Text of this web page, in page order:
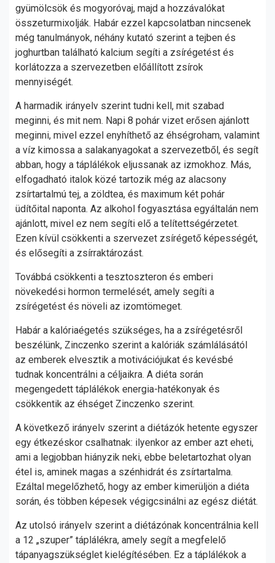
gyümölcsök és mogyoróvaj, majd a hozzávalókat
összeturmixolják. Habár ezzel kapcsolatban nincsenek
még tanulmányok, néhány kutató szerint a tejben és
joghurtban található kalcium segíti a zsírégetést és
korlátozza a szervezetben előállított zsírok
mennyiségét.
A harmadik irányelv szerint tudni kell, mit szabad
meginni, és mit nem. Napi 8 pohár vizet erősen ajánlott
meginni, mivel ezzel enyhíthető az éhségroham, valamint
a víz kimossa a salakanyagokat a szervezetből, és segít
abban, hogy a táplálékok eljussanak az izmokhoz. Más,
elfogadható italok közé tartozik még az alacsony
zsírtartalmú tej, a zöldtea, és maximum két pohár
üdítőital naponta. Az alkohol fogyasztása egyáltalán nem
ajánlott, mivel ez nem segíti elő a telítettségérzetet.
Ezen kívül csökkenti a szervezet zsírégető képességét,
és elősegíti a zsírraktározást.
Továbbá csökkenti a tesztoszteron és emberi
növekedési hormon termelését, amely segíti a
zsírégetést és növeli az izomtömeget.
Habár a kalóriaégetés szükséges, ha a zsírégetésről
beszélünk, Zinczenko szerint a kalóriák számlálásától
az emberek elvesztik a motivációjukat és kevésbé
tudnak koncentrálni a céljaikra. A diéta során
megengedett táplálékok energia-hatékonyak és
csökkentik az éhséget Zinczenko szerint.
A következő irányelv szerint a diétázók hetente egyszer
egy étkezéskor csalhatnak: ilyenkor az ember azt eheti,
ami a legjobban hiányzik neki, ebbe beletartozhat olyan
étel is, aminek magas a szénhidrát és zsírtartalma.
Ezáltal megelőzhető, hogy az ember kimerüljön a diéta
során, és többen képesek végigcsinálni az egész diétát.
Az utolsó irányelv szerint a diétázónak koncentrálnia kell
a 12 „szuper” táplálékra, amely segít a megfelelő
tápanyagszükséglet kielégítésében. Ez a táplálékok a